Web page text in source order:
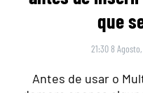
que
21:30 8
Antes de usar o